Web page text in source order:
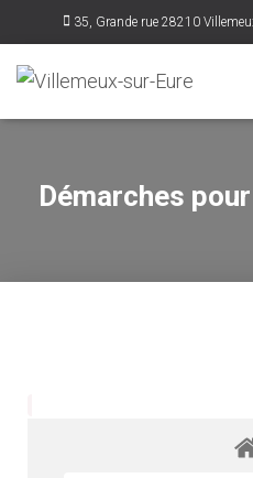
35, Grande rue 28210
Démarches